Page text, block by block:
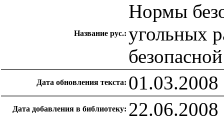
Название рус.:
Нормы
угольных
Дата обновления текста: 01.03.2008
Дата добавления в библиотеку: 22.06.2008